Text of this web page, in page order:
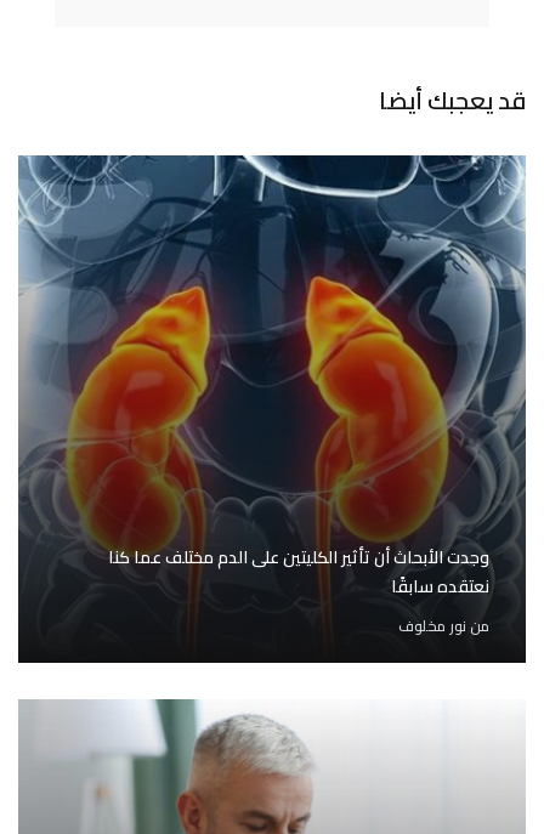
قد يعجبك أيضا
وجدت الأبحاث أن تأثير الكليتين على الدم مختلف عما كنا
نعتقده سابقًا
من نور مخلوف